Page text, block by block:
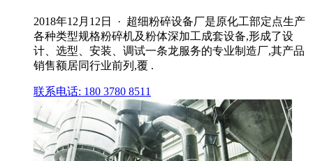
2018年12月12日 · 超细粉碎设备厂是原化工部定点生产
各种类型规格粉碎机及粉体深加工成套设备,形成了设
计、选型、安装、调试一条龙服务的专业制造厂,其产品
销售额居同行业前列,覆 .
联系电话: 180 3780 8511